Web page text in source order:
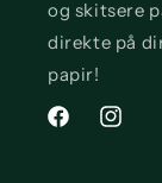
og skitsere
direkte på
papir!
Facebook